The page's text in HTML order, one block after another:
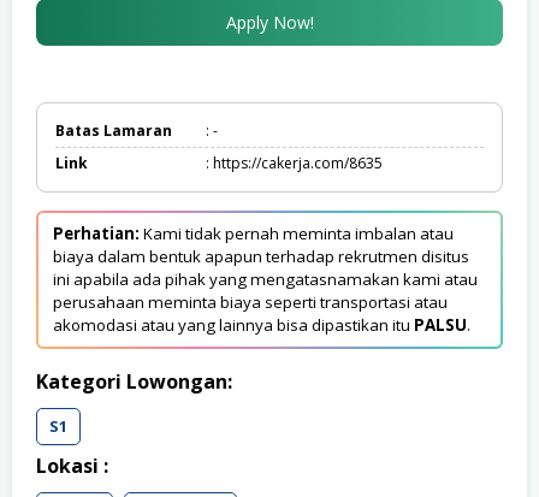
Apply Now!
Batas Lamaran
: -
Link
: https://cakerja.com/8635
Perhatian: Kami tidak pernah meminta imbalan atau
biaya dalam bentuk apapun terhadap rekrutmen disitus
ini apabila ada pihak yang mengatasnamakan kami atau
perusahaan meminta biaya seperti transportasi atau
akomodasi atau yang lainnya bisa dipastikan itu PALSU.
Kategori Lowongan:
S1
Lokasi :